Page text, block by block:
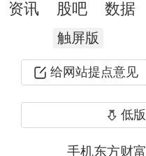
地区实现营业收
元，同比增长
收入77.3亿元，
还在观望？股票
资讯 股吧 数据
触屏版
给网站提点意见
低
手机东方财富